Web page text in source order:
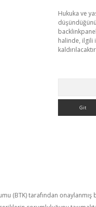
Hukuka ve
halinde, ilgili
(BTK) tarafından